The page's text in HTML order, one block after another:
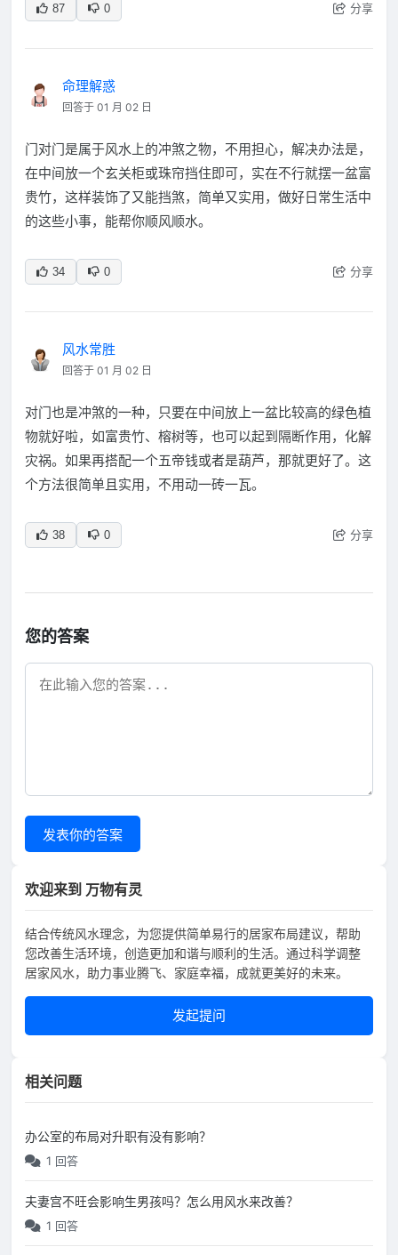
87 0 分享
命理解惑
回答于 01 月 02 日
门对门是属于风水上的冲煞之物，不用担心，解决办法是，
在中间放一个玄关柜或珠帘挡住即可，实在不行就摆一盆富
贵竹，这样装饰了又能挡煞，简单又实用，做好日常生活中
的这些小事，能帮你顺风顺水。
34 0 分享
风水常胜
回答于 01 月 02 日
对门也是冲煞的一种，只要在中间放上一盆比较高的绿色植
物就好啦，如富贵竹、榕树等，也可以起到隔断作用，化解
灾祸。如果再搭配一个五帝钱或者是葫芦，那就更好了。这
个方法很简单且实用，不用动一砖一瓦。
38 0 分享
您的答案
发表你的答案
欢迎来到 万物有灵
结合传统风水理念，为您提供简单易行的居家布局建议，帮助
您改善生活环境，创造更加和谐与顺利的生活。通过科学调整
居家风水，助力事业腾飞、家庭幸福，成就更美好的未来。
发起提问
相关问题
办公室的布局对升职有没有影响？
1 回答
夫妻宫不旺会影响生男孩吗？怎么用风水来改善？
1 回答